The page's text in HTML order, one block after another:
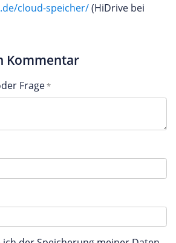
cloud-speicher/(HiDrive bei
Kommentar
Frage